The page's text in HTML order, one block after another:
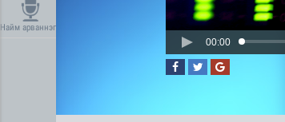
Найм арваннэг
00:00